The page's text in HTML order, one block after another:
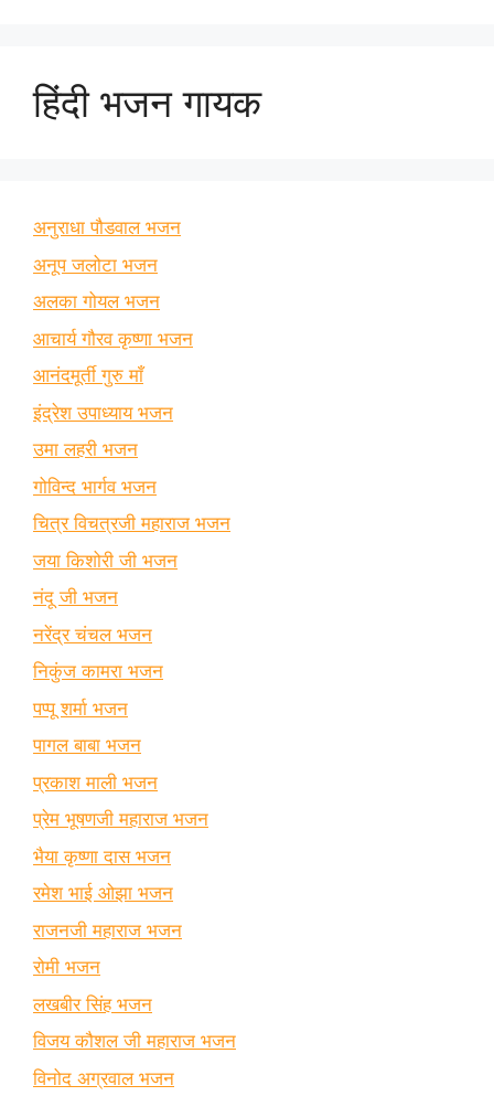
हिंदी भजन गायक
अनुराधा पौडवाल भजन
अनूप जलोटा भजन
अलका गोयल भजन
आचार्य गौरव कृष्णा भजन
आनंदमूर्ती गुरु माँ
इंद्रेश उपाध्याय भजन
उमा लहरी भजन
गोविन्द भार्गव भजन
चित्र विचत्रजी महाराज भजन
जया किशोरी जी भजन
नंदू जी भजन
नरेंद्र चंचल भजन
निकुंज कामरा भजन
पप्पू शर्मा भजन
पागल बाबा भजन
प्रकाश माली भजन
प्रेम भूषणजी महाराज भजन
भैया कृष्णा दास भजन
रमेश भाई ओझा भजन
राजनजी महाराज भजन
रोमी भजन
लखबीर सिंह भजन
विजय कौशल जी महाराज भजन
विनोद अग्रवाल भजन